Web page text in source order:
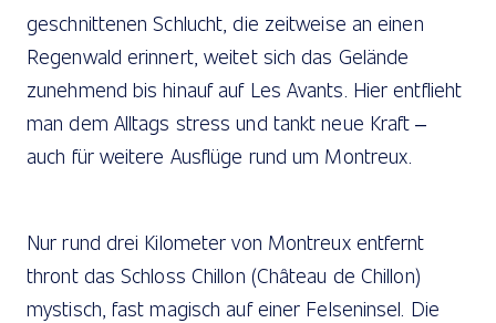
geschnittenen Schlucht, die zeitweise an einen
Regenwald erinnert, weitet sich das Gelände
zunehmend bis hinauf auf Les Avants. Hier entflieht
man dem Alltags stress und tankt neue Kraft –
auch für weitere Ausflüge rund um Montreux.
Nur rund drei Kilometer von Montreux entfernt
thront das Schloss Chillon (Château de Chillon)
mystisch, fast magisch auf einer Felseninsel. Die